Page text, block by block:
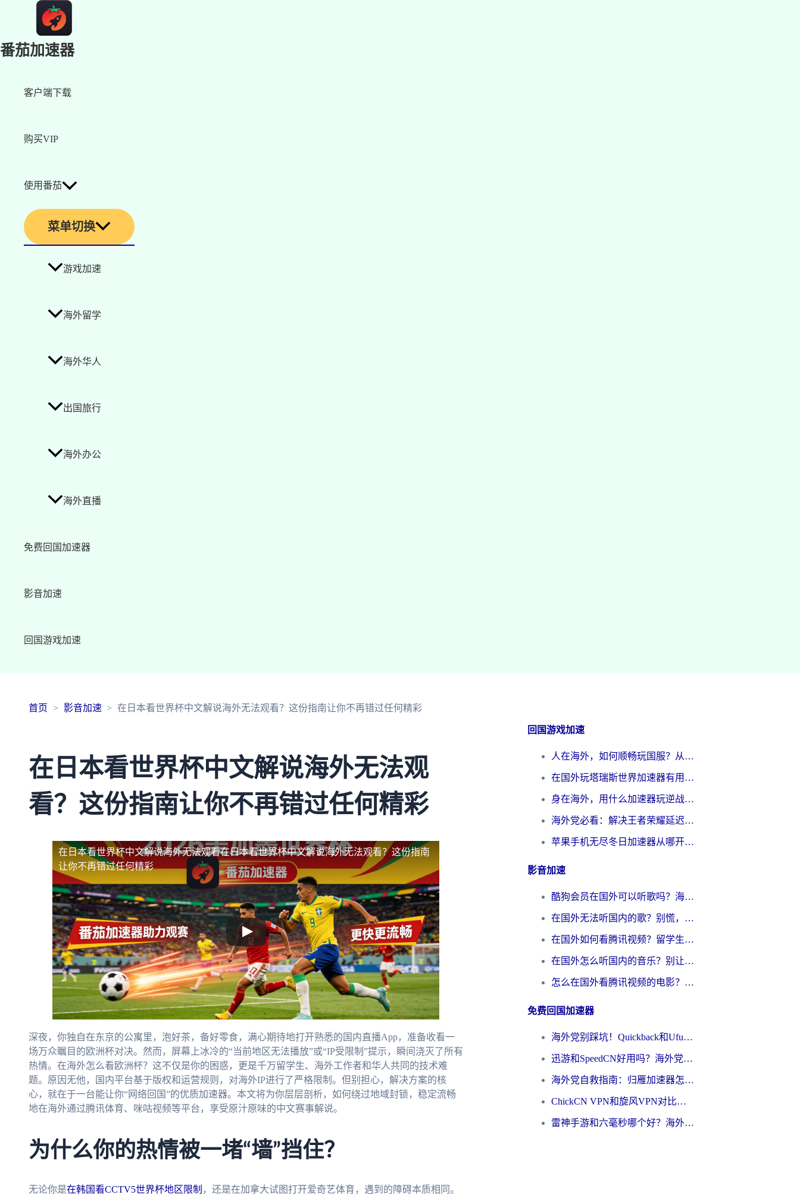
番茄加速器
客户端下载
购买VIP
使用番茄
菜单切换
游戏加速
海外留学
海外华人
出国旅行
海外办公
海外直播
免费回国加速器
影音加速
回国游戏加速
首页 影音加速 在日本看世界杯中文解说海外无法观看？这份指南让你不再错过任何精彩
在日本看世界杯中文解说海外无法观
看？这份指南让你不再错过任何精彩
在日本看世界杯中文解说海外无法观看在日本看世界杯中文解说海外无法观看？这份指南
让你不再错过任何精彩
深夜，你独自在东京的公寓里，泡好茶，备好零食，满心期待地打开熟悉的国内直播App，准备收看一
场万众瞩目的欧洲杯对决。然而，屏幕上冰冷的“当前地区无法播放”或“IP受限制”提示，瞬间浇灭了所有
热情。在海外怎么看欧洲杯？这不仅是你的困惑，更是千万留学生、海外工作者和华人共同的技术难
题。原因无他，国内平台基于版权和运营规则，对海外IP进行了严格限制。但别担心，解决方案的核
心，就在于一台能让你“网络回国”的优质加速器。本文将为你层层剖析，如何绕过地域封锁，稳定流畅
地在海外通过腾讯体育、咪咕视频等平台，享受原汁原味的中文赛事解说。
为什么你的热情被一堵“墙”挡住？
无论你是在韩国看CCTV5世界杯地区限制 ，还是在加拿大试图打开爱奇艺体育，遇到的障碍本质相同。
回国游戏加速
人在海外，如何顺畅玩国服？从《王者荣耀》到《云图计划》的加速器终极指南
在国外玩塔瑞斯世界加速器有用吗？海外玩家亲测后的真实答案
身在海外，用什么加速器玩逆战才能告别延迟？
海外党必看：解决王者荣耀延迟的加速器终极指南——从EVE到猫和老鼠，一个工具全搞定
苹果手机无尽冬日加速器从哪开启？海外玩家的冬日生存指南
影音加速
酷狗会员在国外可以听歌吗？海外党亲测有效：3步解决音乐权限难题
在国外无法听国内的歌？别慌，这样操作就能畅听QQ音乐（附亲测加速器推荐）
在国外如何看腾讯视频？留学生亲测有效的回国加速方案
在国外怎么听国内的音乐？别让版权限制断了你的华语歌单
怎么在国外看腾讯视频的电影？海外党亲测有效的回国加速指南
免费回国加速器
海外党别踩坑！Quickback和UfunR好用吗？选对回国加速器才能无缝刷国内资源
迅游和SpeedCN好用吗？海外党如何破解那道看不见的墙
海外党自救指南：归雁加速器怎么样？教你避开坑实现国内资源无缝访问
ChickCN VPN和旋风VPN对比哪个回国效果更好？海外用户的选择困境与出路
雷神手游和六毫秒哪个好？海外党如何真正解锁国内资源